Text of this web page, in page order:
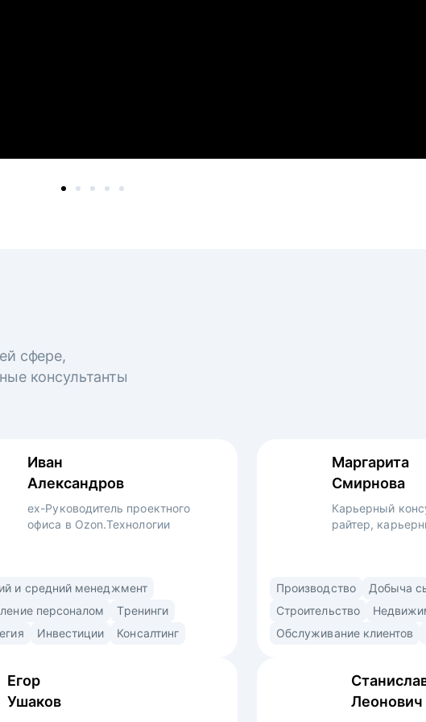
сфере,
консультанты
Иван
Александров
ex-Руководитель проектного
офиса в Ozon.Технологии
управленец,
и консультант. Использую
Знаю ожидания рекрутеров,
• Выстраиваю сторителлинг
и самопрезентации для раскрытия
и средний менеджмент
персоналом
Тренинги
Инвестиции Консалтинг
Егор
Ушаков
Маргарита
Смирнова
Карьерный
райтер,
Карьерный консультант со
в строительстве,
безопасности, добыче
образовании, HR. •
с трудоустройством топ-
Производство Добыча
Строительство
Обслуживание клиентов
Леонович